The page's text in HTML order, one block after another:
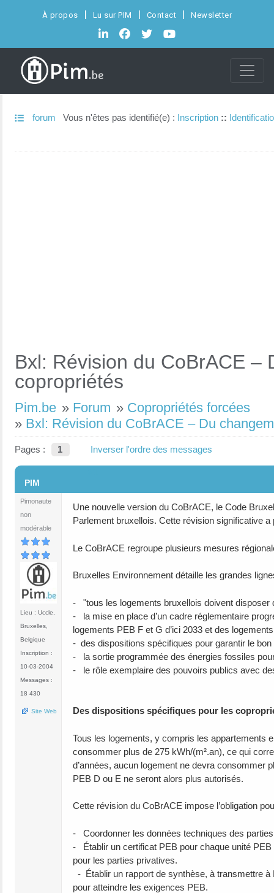
À propos Lu sur PIM Contact Newsletter
forum Vous n'êtes pas identifié(e) : Inscription ::
Bxl: Révision du CoBrACE –
copropriétés
Pim.be » Forum » Copropriétés forcées
» Bxl: Révision du CoBrACE – Du
Pages : 1 Inverser l'ordre des messages
PIM
Pimonaute
non
modérable
Lieu : Uccle,
Bruxelles,
Belgique
Inscription :
10-03-2004
Messages :
18 430
Site Web
Une nouvelle version du CoBrACE, le Code
Parlement bruxellois. Cette révision significative
Le CoBrACE regroupe plusieurs mesures
Bruxelles Environnement détaille les grandes
- "tous les logements bruxellois doivent disposer
- la mise en place d’un cadre réglementaire
logements PEB F et G d’ici 2033 et des
- des dispositions spécifiques pour garantir le
- la sortie programmée des énergies fossiles
- le rôle exemplaire des pouvoirs publics avec
Des dispositions spécifiques pour les
Tous les logements, y compris les appartements
consommer plus de 275 kWh/(m².an), ce qui
d’années, aucun logement ne devra consommer
PEB D ou E ne seront alors plus autorisés.
Cette révision du CoBrACE impose l’obligation
- Coordonner les données techniques des
- Établir un certificat PEB pour chaque unité
pour les parties privatives.
- Établir un rapport de synthèse, à transmettre
pour atteindre les exigences PEB.